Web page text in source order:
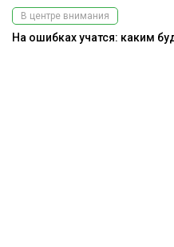
В центре внимания
На ошибках учатся: каким